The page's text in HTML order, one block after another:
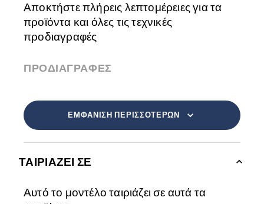
Αποκτήστε πλήρεις λεπτομέρειες για τα
προϊόντα και όλες τις τεχνικές
προδιαγραφές
ΠΡΟΔΙΑΓΡΑΦΈΣ
ΕΜΦΆΝΙΣΗ ΠΕΡΙΣΣΌΤΕΡΩΝ
ΤΑΙΡΙΆΖΕΙ ΣΕ
Αυτό το μοντέλο ταιριάζει σε αυτά τα